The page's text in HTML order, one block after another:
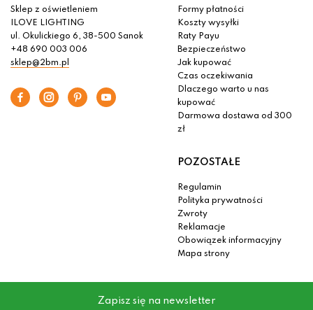
Sklep z oświetleniem
ILOVE LIGHTING
ul. Okulickiego 6, 38-500 Sanok
+48 690 003 006
sklep@2bm.pl
Formy płatności
Koszty wysyłki
Raty Payu
Bezpieczeństwo
Jak kupować
Czas oczekiwania
Dlaczego warto u nas
kupować
Darmowa dostawa od 300
zł
POZOSTAŁE
Regulamin
Polityka prywatności
Zwroty
Reklamacje
Obowiązek informacyjny
Mapa strony
Zapisz się na newsletter